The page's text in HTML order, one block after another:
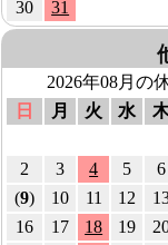
913.6:図書
信長の遺書
山本 音也／著
２０２３．８
30
31
2026年08月の
日
月 火 水
2
3 4 5 6
(9) 10 11 12
16
17 18 19